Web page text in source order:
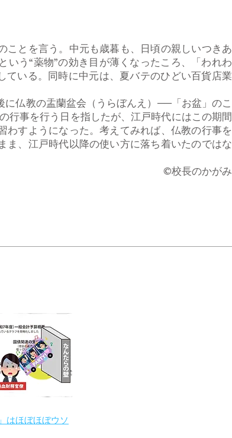
とを言う。中元も歳暮も、日頃の親しいつきあ
う“薬物”の効き目が薄くなったころ、「われわ
いる。同時に中元は、夏バテのひどい百貨店業
に仏教の盂蘭盆会（うらぼんえ）──「お盆」のこ
行事を行う日を指したが、江戸時代にはこの期間
すようになった。考えてみれば、仏教の行事を
、江戸時代以降の使い方に落ち着いたのではな
​©校長のかがみ
はほぼほぼウソ